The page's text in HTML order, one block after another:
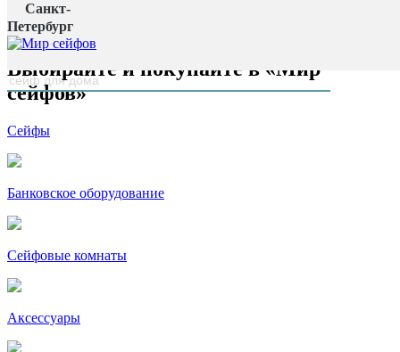
Санкт-
Петербург
Главная страница
наверх
Выбирайте и покупайте в «Мир
сейфов»
Сейфы
Банковское оборудование
Сейфовые комнаты
Аксессуары